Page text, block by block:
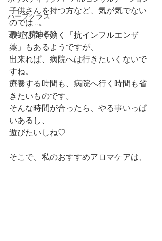
ハーブクラス
アロマ精油各論
子供さんを持つ方など、気が気でない
のでは…。
最近は良く効く「抗インフルエンザ
薬」もあるようですが、
出来れば、病院へは行きたいくないで
すね。
療養する時間も、病院へ行く時間も省
きたいものです。
そんな時間が合ったら、やる事いっぱ
いあるし、
遊びたいしね♡
そこで、私のおすすめアロマケアは、